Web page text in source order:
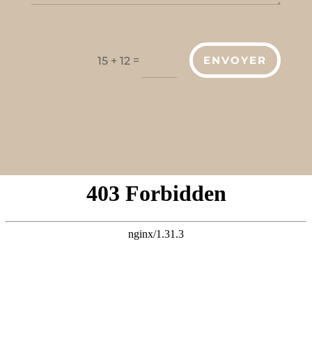
15 + 12 = ENVOYER